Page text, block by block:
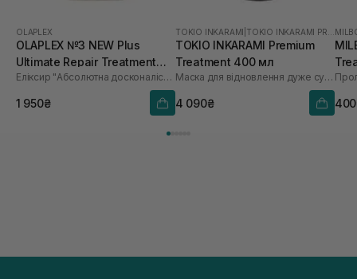
OLAPLEX
OLAPLEX №3 NEW Plus
Ultimate Repair Treatment
100 мл
Еліксир "Абсолютна досконалість"
1 950₴
TOKIO INKARAMI
TOKIO INKARAMI Premium
Treatment 400 мл
Маска для відновлення дуже сухого та пошкодженого волосся
4 090₴